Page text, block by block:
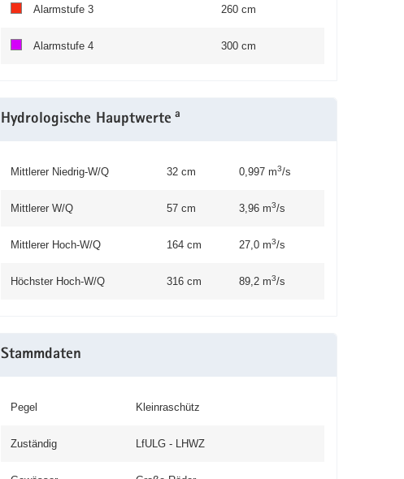
Alarmstufe 3 260 cm
Alarmstufe 4 300 cm
Hydrologische Hauptwerte a
Mittlerer Niedrig-W/Q 32 cm 0,997 m3/s
Mittlerer W/Q 57 cm 3,96 m3/s
Mittlerer Hoch-W/Q 164 cm 27,0 m3/s
Höchster Hoch-W/Q 316 cm 89,2 m3/s
Stammdaten
Pegel Kleinraschütz
Zuständig LfULG - LHWZ